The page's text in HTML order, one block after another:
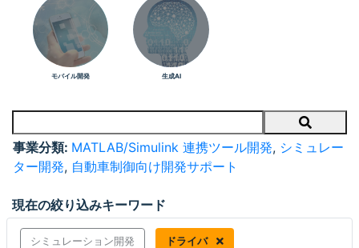
モバイル開発 生成AI
Search
事業分類: MATLAB/Simulink 連携ツール開発, シミュレー
ター開発, 自動車制御向け開発サポート
現在の絞り込みキーワード
シミュレーション開発 ドライバ